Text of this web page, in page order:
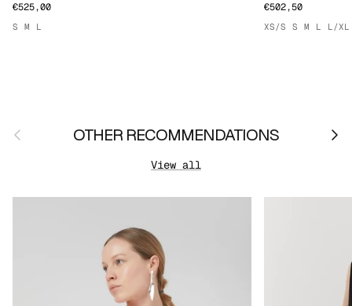
€525,00
S M L
€502,50
XS/S S M L L/XL
Previous OTHER RECOMMENDATIONS
View all